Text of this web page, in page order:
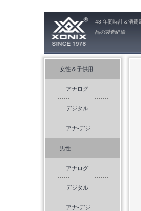
48-年間時計＆消費
品の製造経験
女性＆子供用
アナログ
デジタル
アナ-デジ
男性
アナログ
デジタル
アナ-デジ